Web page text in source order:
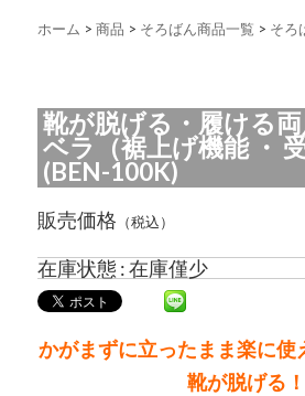
ホーム > 商品 > そろばん商品一覧 > そろ
靴が脱げる・履ける
ベラ（裾上げ機能 ・
(BEN-100K)
販売価格 （税込）
在庫状態 : 在庫僅少
かがまずに立ったまま楽に使
靴が脱げる！